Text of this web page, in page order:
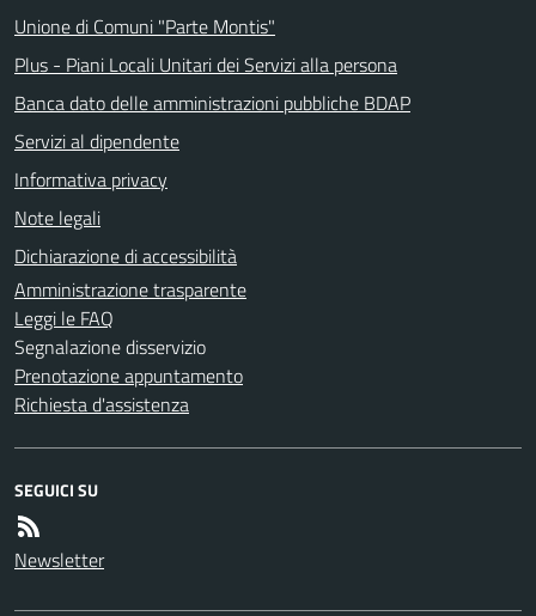
Unione di Comuni "Parte Montis"
Plus - Piani Locali Unitari dei Servizi alla persona
Banca dato delle amministrazioni pubbliche BDAP
Servizi al dipendente
Informativa privacy
Note legali
Dichiarazione di accessibilità
Amministrazione trasparente
Leggi le FAQ
Segnalazione disservizio
Prenotazione appuntamento
Richiesta d'assistenza
SEGUICI SU
Newsletter